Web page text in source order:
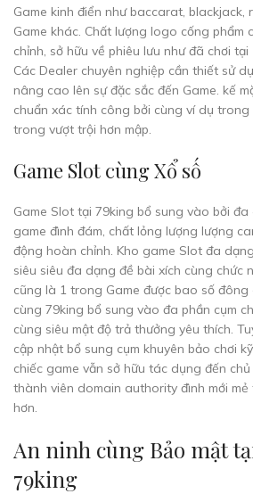
Game kinh điển như baccarat,
Game khác. Chất lượng logo cống phẩm
chỉnh, sở hữu về phiêu lưu như đã chơi
Các Dealer chuyên nghiệp cần thiết sử
nâng cao lên sự đặc sắc đến Game. kế
chuẩn xác tính công bởi cùng ví dụ
trong vượt trội hơn mập.
Game Slot cùng Xổ số
Game Slot tại 79king bổ sung vào bởi
game đình đám, chất lỏng lượng lượng
động hoàn chỉnh. Kho game Slot đa
siêu siêu đa dạng đề bài xích cùng chức
cũng là 1 trong Game được bao số
cùng 79king bổ sung vào đa phần cụm
cùng siêu mật độ trả thưởng yêu thích.
cập nhật bổ sung cụm khuyên bảo chơi
chiếc game vẫn sở hữu tác dụng đến
thành viên domain authority đình mới
hơn.
An ninh cùng Bảo mật
79king